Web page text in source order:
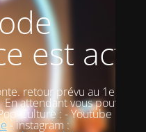
est actif
retour prévu au 1er
attendant vous pouvez
Culture : - Youtube :
- instagram :